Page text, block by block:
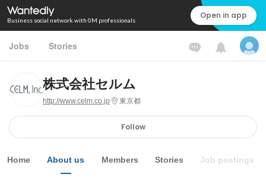
Business social network with 0M professionals Open in app
Jobs Stories
株式会社セルム
http://www.celm.co.jp 東京都
Follow
Home About us Members Stories Job postings